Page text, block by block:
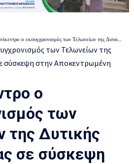
ο εκσυγχρονισμός των Τελωνείων της Δυτικής Μακεδονίας σε σύσκεψη στην Αποκεντρωμένη Διοίκηση
ο
των
της Δυτικής
σε σύσκεψη